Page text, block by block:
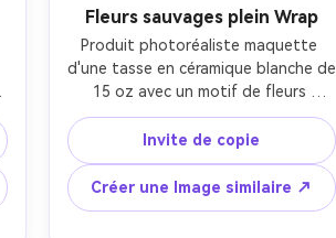
Fleurs sauvages plein Wrap
Produit photoréaliste maquette
d'une tasse en céramique blanche de
15 oz avec un motif de fleurs
sauvages entièrement enveloppé
dans des tons d'aquarelle atténués
(sauge, blush, crème), répétition
sans couture, impression alignée
autour de la tasse sans distorsion,
Invite de copie
Créer une Image similaire ↗